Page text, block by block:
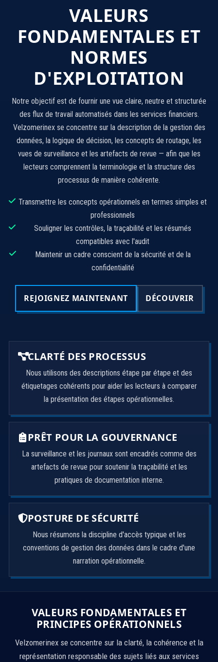
VALEURS
FONDAMENTALES ET
NORMES
D'EXPLOITATION
Notre objectif est de fournir une vue claire, neutre et structurée
des flux de travail automatisés dans les services financiers.
Velzomerinex se concentre sur la description de la gestion des
données, la logique de décision, les concepts de routage, les
vues de surveillance et les artefacts de revue — afin que les
lecteurs comprennent la terminologie et la structure des
processus de manière cohérente.
Transmettre les concepts opérationnels en termes simples et
professionnels
Souligner les contrôles, la traçabilité et les résumés
compatibles avec l'audit
Maintenir un cadre conscient de la sécurité et de la
confidentialité
REJOIGNEZ MAINTENANT DÉCOUVRIR
CLARTÉ DES PROCESSUS
Nous utilisons des descriptions étape par étape et des
étiquetages cohérents pour aider les lecteurs à comparer
la présentation des étapes opérationnelles.
PRÊT POUR LA GOUVERNANCE
La surveillance et les journaux sont encadrés comme des
artefacts de revue pour soutenir la traçabilité et les
pratiques de documentation interne.
POSTURE DE SÉCURITÉ
Nous résumons la discipline d'accès typique et les
conventions de gestion des données dans le cadre d'une
narration opérationnelle.
VALEURS FONDAMENTALES ET
PRINCIPES OPÉRATIONNELS
Velzomerinex se concentre sur la clarté, la cohérence et la
représentation responsable des sujets liés aux services